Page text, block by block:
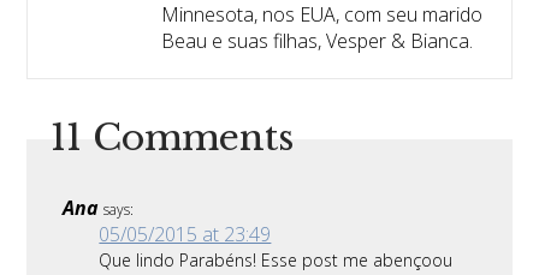
Minnesota, nos EUA, com seu marido
Beau e suas filhas, Vesper & Bianca.
11 Comments
Ana says:
05/05/2015 at 23:49
Que lindo Parabéns! Esse post me abençoou